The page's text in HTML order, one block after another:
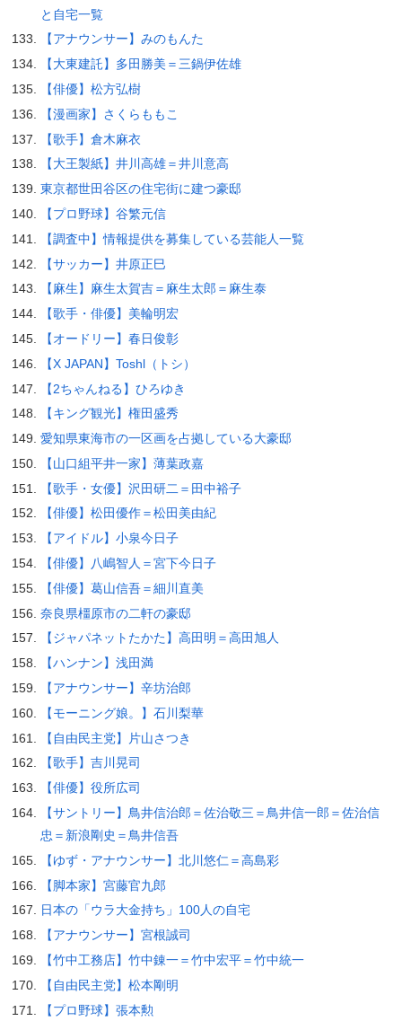
と自宅一覧
【アナウンサー】みのもんた
【大東建託】多田勝美＝三鍋伊佐雄
【俳優】松方弘樹
【漫画家】さくらももこ
【歌手】倉木麻衣
【大王製紙】井川高雄＝井川意高
東京都世田谷区の住宅街に建つ豪邸
【プロ野球】谷繁元信
【調査中】情報提供を募集している芸能人一覧
【サッカー】井原正巳
【麻生】麻生太賀吉＝麻生太郎＝麻生泰
【歌手・俳優】美輪明宏
【オードリー】春日俊彰
【X JAPAN】Toshl（トシ）
【2ちゃんねる】ひろゆき
【キング観光】権田盛秀
愛知県東海市の一区画を占拠している大豪邸
【山口組平井一家】薄葉政嘉
【歌手・女優】沢田研二＝田中裕子
【俳優】松田優作＝松田美由紀
【アイドル】小泉今日子
【俳優】八嶋智人＝宮下今日子
【俳優】葛山信吾＝細川直美
奈良県橿原市の二軒の豪邸
【ジャパネットたかた】高田明＝高田旭人
【ハンナン】浅田満
【アナウンサー】辛坊治郎
【モーニング娘。】石川梨華
【自由民主党】片山さつき
【歌手】吉川晃司
【俳優】役所広司
【サントリー】鳥井信治郎＝佐治敬三＝鳥井信一郎＝佐治信
忠＝新浪剛史＝鳥井信吾
【ゆず・アナウンサー】北川悠仁＝高島彩
【脚本家】宮藤官九郎
日本の「ウラ大金持ち」100人の自宅
【アナウンサー】宮根誠司
【竹中工務店】竹中錬一＝竹中宏平＝竹中統一
【自由民主党】松本剛明
【プロ野球】張本勲